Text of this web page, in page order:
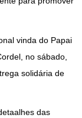
vinda do Papai
no sábado,
solidária de
das